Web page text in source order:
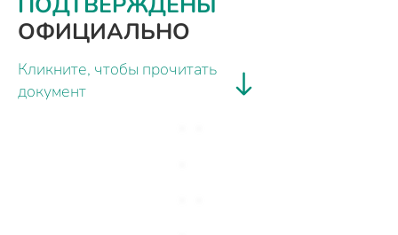
ОФИЦИАЛЬНО
Кликните, чтобы прочитать
документ